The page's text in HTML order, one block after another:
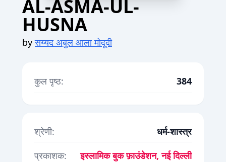
AL-ASMA-UL-
HUSNA
byसय्यद अबुल आला मोदूदी
कुल पृष्ठ: 384
श्रेणी:
धर्म-शास्त्र
प्रकाशक:
इस्लामिक बुक फ़ाउंडेशन, नई दिल्ली